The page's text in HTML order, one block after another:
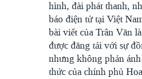
hình, đài phát thanh,
báo điện tử tại Việt
bài viết của Trân Văn
được đăng tải với sự
nhưng không phản
thức của chính phủ